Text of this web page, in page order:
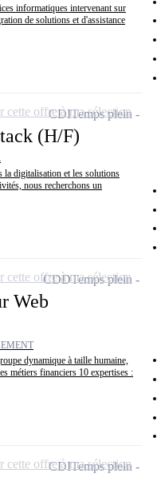
informatiques intervenant sur
de solutions et d'assistance
(H/F)
la digitalisation et les solutions
nous recherchons un
CDITemps plein
cette offre à ma sélection
Web
dynamique à taille humaine,
métiers financiers 10 expertises :
CDDTemps plein
cette offre à ma sélection
CDITemps plein
cette offre à ma sélection